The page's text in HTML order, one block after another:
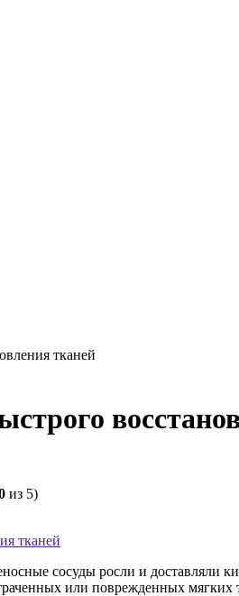
тканей
из 5)
тканей
сосуды росли и доставляли
или поврежденных